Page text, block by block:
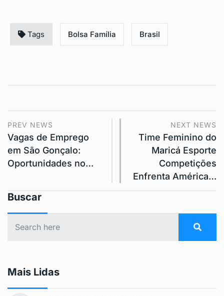
Tags Bolsa Família Brasil
PREV NEWS
Vagas de Emprego
em São Gonçalo:
Oportunidades no…
NEXT NEWS
Time Feminino do
Maricá Esporte
Competições
Enfrenta América…
Buscar
Mais Lidas